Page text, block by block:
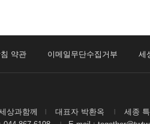
약관 이메일무단수집거부 세
상과함께 대표자 박환옥
세종 특